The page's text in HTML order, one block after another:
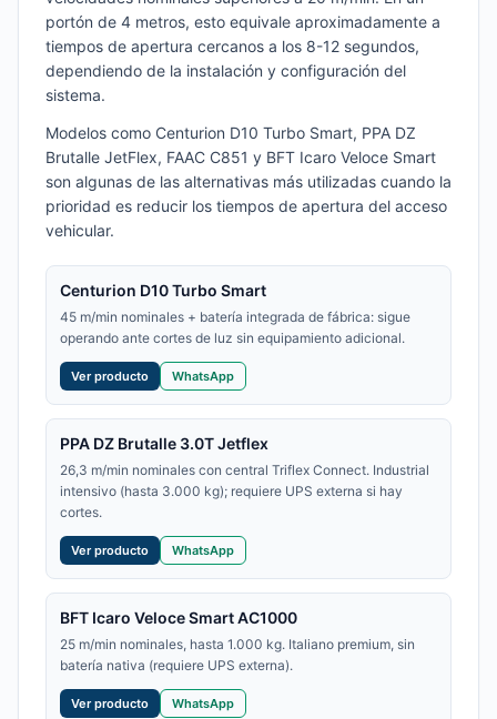
portón de 4 metros, esto equivale aproximadamente a
tiempos de apertura cercanos a los 8-12 segundos,
dependiendo de la instalación y configuración del
sistema.
Modelos como Centurion D10 Turbo Smart, PPA DZ
Brutalle JetFlex, FAAC C851 y BFT Icaro Veloce Smart
son algunas de las alternativas más utilizadas cuando la
prioridad es reducir los tiempos de apertura del acceso
vehicular.
Centurion D10 Turbo Smart
45 m/min nominales + batería integrada de fábrica: sigue
operando ante cortes de luz sin equipamiento adicional.
Ver producto WhatsApp
PPA DZ Brutalle 3.0T Jetflex
26,3 m/min nominales con central Triflex Connect. Industrial
intensivo (hasta 3.000 kg); requiere UPS externa si hay
cortes.
Ver producto WhatsApp
BFT Icaro Veloce Smart AC1000
25 m/min nominales, hasta 1.000 kg. Italiano premium, sin
batería nativa (requiere UPS externa).
Ver producto WhatsApp